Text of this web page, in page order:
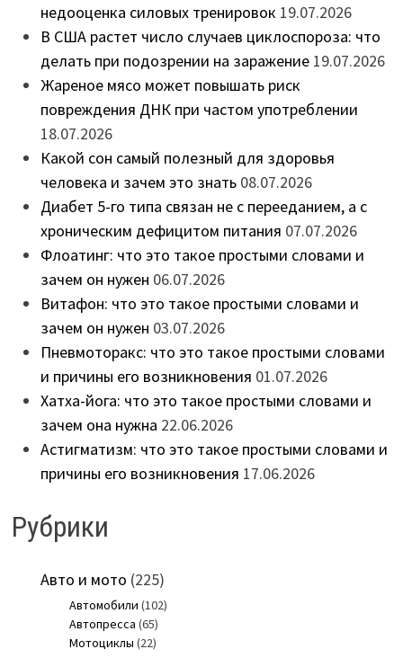
недооценка силовых тренировок 19.07.2026
В США растет число случаев циклоспороза: что
делать при подозрении на заражение 19.07.2026
Жареное мясо может повышать риск
повреждения ДНК при частом употреблении
18.07.2026
Какой сон самый полезный для здоровья
человека и зачем это знать 08.07.2026
Диабет 5-го типа связан не с перееданием, а с
хроническим дефицитом питания 07.07.2026
Флоатинг: что это такое простыми словами и
зачем он нужен 06.07.2026
Витафон: что это такое простыми словами и
зачем он нужен 03.07.2026
Пневмоторакс: что это такое простыми словами
и причины его возникновения 01.07.2026
Хатха-йога: что это такое простыми словами и
зачем она нужна 22.06.2026
Астигматизм: что это такое простыми словами и
причины его возникновения 17.06.2026
Рубрики
Авто и мото (225)
Автомобили (102)
Автопресса (65)
Мотоциклы (22)